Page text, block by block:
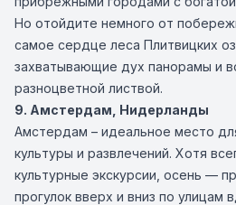
Но отойдите немного от
самое сердце леса Плитвицких
захватывающие дух панорамы и
разноцветной листвой.
9. Амстердам, Нидерланды
Амстердам – идеальное место
культуры и развлечений. Хотя
культурные экскурсии, осень —
прогулок вверх и вниз по улицам